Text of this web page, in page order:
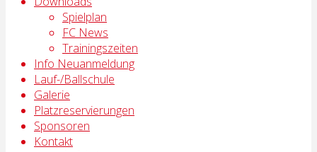
Spielplan
FC News
Trainingszeiten
Info Neuanmeldung
Lauf-/Ballschule
Galerie
Platzreservierungen
Sponsoren
Kontakt